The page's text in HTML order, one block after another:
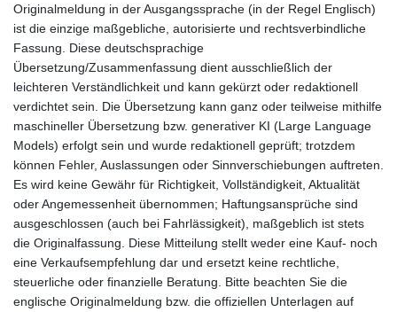
Originalmeldung in der Ausgangssprache (in der Regel Englisch)
ist die einzige maßgebliche, autorisierte und rechtsverbindliche
Fassung. Diese deutschsprachige
Übersetzung/Zusammenfassung dient ausschließlich der
leichteren Verständlichkeit und kann gekürzt oder redaktionell
verdichtet sein. Die Übersetzung kann ganz oder teilweise mithilfe
maschineller Übersetzung bzw. generativer KI (Large Language
Models) erfolgt sein und wurde redaktionell geprüft; trotzdem
können Fehler, Auslassungen oder Sinnverschiebungen auftreten.
Es wird keine Gewähr für Richtigkeit, Vollständigkeit, Aktualität
oder Angemessenheit übernommen; Haftungsansprüche sind
ausgeschlossen (auch bei Fahrlässigkeit), maßgeblich ist stets
die Originalfassung. Diese Mitteilung stellt weder eine Kauf- noch
eine Verkaufsempfehlung dar und ersetzt keine rechtliche,
steuerliche oder finanzielle Beratung. Bitte beachten Sie die
englische Originalmeldung bzw. die offiziellen Unterlagen auf